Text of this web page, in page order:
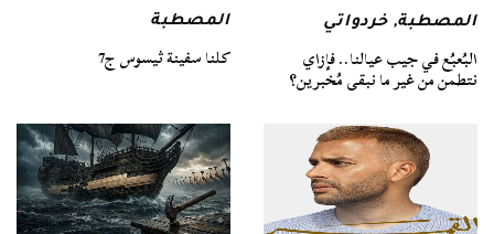
المصطبة,خردواتي
البُعبُع في جيب عيالنا.. فإزاي
نتطمن من غير ما نبقى مُخبرين؟
المصطبة
كلنا سفينة ثيسوس ج7